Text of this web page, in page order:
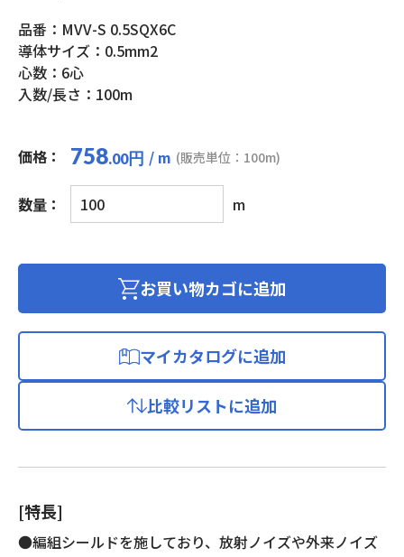
品番：MVV-S 0.5SQX6C
導体サイズ：0.5mm2
心数：6心
入数/長さ：100m
価格： 758.00円 / m (販売単位：100m)
数量：
マ
イ
ロ
ニ
コ
組
シ
m
お買い物カゴに追加
マイカタログに追加
比較リストに追加
[特長]
●編組シールドを施しており、放射ノイズや外来ノイズ